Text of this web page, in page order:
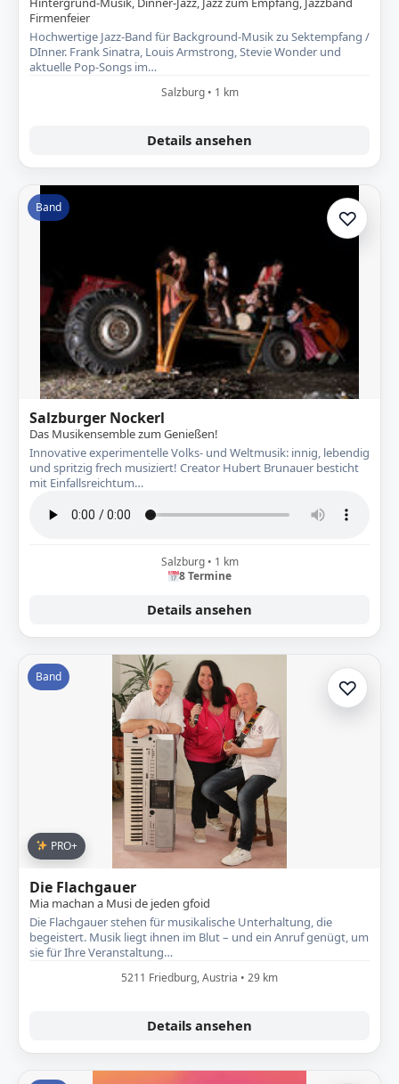
Firmenfeier
Hochwertige Jazz-Band für Background-Musik zu Sektempfang /
DInner. Frank Sinatra, Louis Armstrong, Stevie Wonder und
aktuelle Pop-Songs im…
Salzburg • 1 km
Details ansehen
Band ♡Zur
Salzburger Nockerl
Das Musikensemble zum Genießen!
Innovative experimentelle Volks- und Weltmusik: innig, lebendig
und spritzig frech musiziert! Creator Hubert Brunauer besticht
mit Einfallsreichtum…
Salzburg • 1 km
8 Termine
Details ansehen
Band
PRO+
♡Zur
Die Flachgauer
Mia machan a Musi de jeden gfoid
Die Flachgauer stehen für musikalische Unterhaltung, die
begeistert. Musik liegt ihnen im Blut – und ein Anruf genügt, um
sie für Ihre Veranstaltung…
5211 Friedburg, Austria • 29 km
Details ansehen